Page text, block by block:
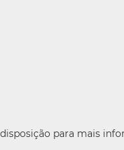
para mais